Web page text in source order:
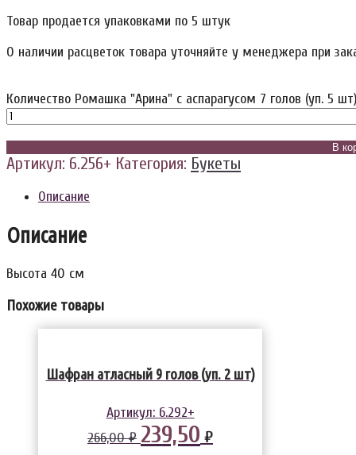
Товар продается упаковками по 5 штук
О наличии расцветок товара уточняйте у менеджера при
Количество Ромашка "Арина" с аспарагусом 7 голов (уп. 5
В
Артикул: 6.256+ Категория: Букеты
Описание
Описание
Высота 40 см
Похожие товары
Шафран атласный 9 голов (уп. 2 шт)
Артикул: 6.292+
266,00 ₽ 239,50 ₽